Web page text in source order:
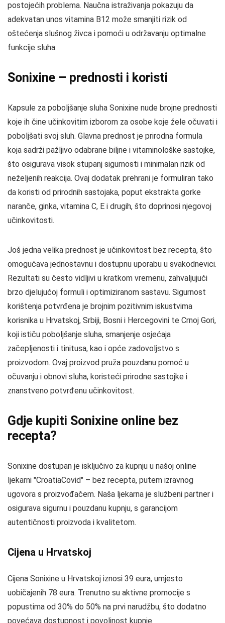
postojećih problema. Naučna istraživanja pokazuju da
adekvatan unos vitamina B12 može smanjiti rizik od
oštećenja slušnog živca i pomoći u održavanju optimalne
funkcije sluha.
Sonixine – prednosti i koristi
Kapsule za poboljšanje sluha Sonixine nude brojne prednosti
koje ih čine učinkovitim izborom za osobe koje žele očuvati i
poboljšati svoj sluh. Glavna prednost je prirodna formula
koja sadrži pažljivo odabrane biljne i vitaminološke sastojke,
što osigurava visok stupanj sigurnosti i minimalan rizik od
neželjenih reakcija. Ovaj dodatak prehrani je formuliran tako
da koristi od prirodnih sastojaka, poput ekstrakta gorke
naranče, ginka, vitamina C, E i drugih, što doprinosi njegovoj
učinkovitosti.
Još jedna velika prednost je učinkovitost bez recepta, što
omogućava jednostavnu i dostupnu uporabu u svakodnevici.
Rezultati su često vidljivi u kratkom vremenu, zahvaljujući
brzo djelujućoj formuli i optimiziranom sastavu. Sigurnost
korištenja potvrđena je brojnim pozitivnim iskustvima
korisnika u Hrvatskoj, Srbiji, Bosni i Hercegovini te Crnoj Gori,
koji ističu poboljšanje sluha, smanjenje osjećaja
začepljenosti i tinitusa, kao i opće zadovoljstvo s
proizvodom. Ovaj proizvod pruža pouzdanu pomoć u
očuvanju i obnovi sluha, koristeći prirodne sastojke i
znanstveno potvrđenu učinkovitost.
Gdje kupiti Sonixine online bez
recepta?
Sonixine dostupan je isključivo za kupnju u našoj online
ljekarni "CroatiaCovid" – bez recepta, putem izravnog
ugovora s proizvođačem. Naša ljekarna je službeni partner i
osigurava sigurnu i pouzdanu kupnju, s garancijom
autentičnosti proizvoda i kvalitetom.
Cijena u Hrvatskoj
Cijena Sonixine u Hrvatskoj iznosi 39 eura, umjesto
uobičajenih 78 eura. Trenutno su aktivne promocije s
popustima od 30% do 50% na prvi narudžbu, što dodatno
povećava dostupnost i povoljnost kupnje.